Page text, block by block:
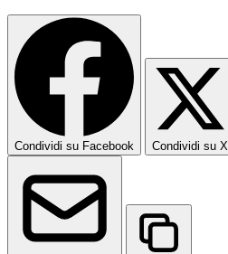
Condividi su Facebook Condividi su X